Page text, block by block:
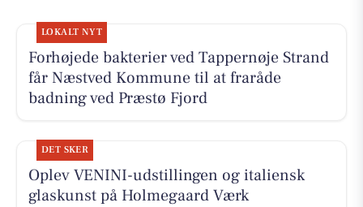
LOKALT NYT
Forhøjede bakterier ved Tappernøje Strand
får Næstved Kommune til at fraråde
badning ved Præstø Fjord
DET SKER
Oplev VENINI-udstillingen og italiensk
glaskunst på Holmegaard Værk